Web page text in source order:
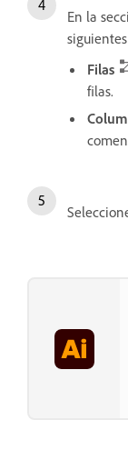
En la
Filas
filas.